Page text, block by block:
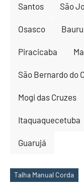
Santos São
Osasco Bauru
Piracicaba
São Bernardo do
Mogi das Cruzes
Itaquaquecetuba
Guarujá
Tags
Talha Manual Corda